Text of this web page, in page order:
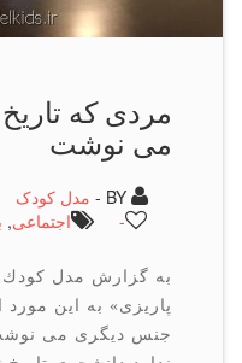
مردی كه تاریخ را
می نوشت
مدل کودک
اجتماعی,بازار,
به گزارش مدل كودك در
پاریزی» به این مورد اشاره
جنس دیگری می نوشت.